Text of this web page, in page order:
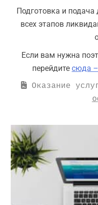
Подготовка и
всех этапов
Если вам нужна
перейдите сюда
Оказание